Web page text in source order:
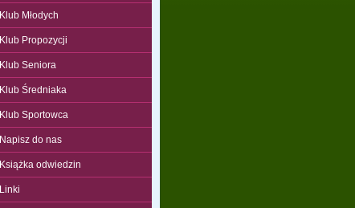
Klub Młodych
Klub Propozycji
Klub Seniora
Klub Średniaka
Klub Sportowca
Napisz do nas
Książka odwiedzin
Linki